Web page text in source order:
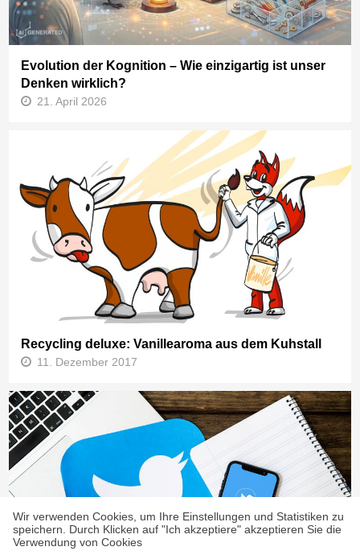
Wir verwenden Cookies, um Ihre Einstellungen und Statistiken zu
speichern. Durch Klicken auf "Ich akzeptiere" akzeptieren Sie die
Verwendung von Cookies
Evolution der Kognition – Wie einzigartig ist unser
Denken wirklich?
21. April 2026
Recycling deluxe: Vanillearoma aus dem Kuhstall
11. Dezember 2017
Twitter gemeinsam als Forschungsgruppe nutzen:
So gelingt es